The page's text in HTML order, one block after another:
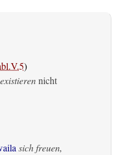
)
nicht
sich freuen,